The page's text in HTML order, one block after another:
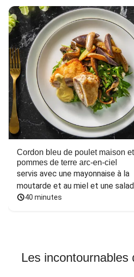
Cordon bleu de poulet maison et
pommes de terre arc-en-ciel
servis avec une mayonnaise à la
moutarde et au miel et une
40 minutes
Les incontournables